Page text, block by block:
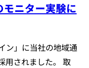
ニター実験に
ン」に当社の地域通
用されました。 取